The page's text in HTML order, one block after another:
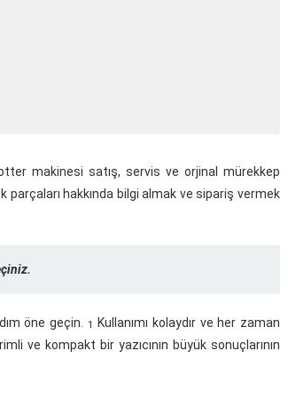
makinesi satış, servis ve orjinal mürekkep
hakkında bilgi almak ve sipariş vermek
önegeçin. 1
Kullanımı kolaydır ve her zaman
ve kompakt bir yazıcının büyük sonuçlarının